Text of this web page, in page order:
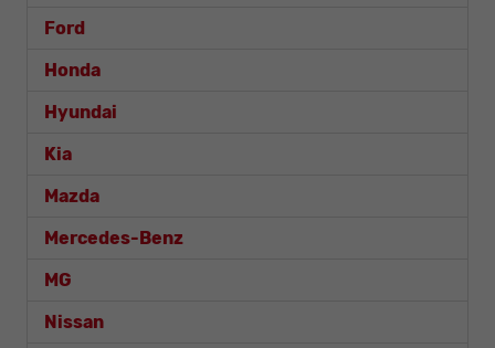
Ford
Honda
Hyundai
Kia
Mazda
Mercedes-Benz
MG
Nissan